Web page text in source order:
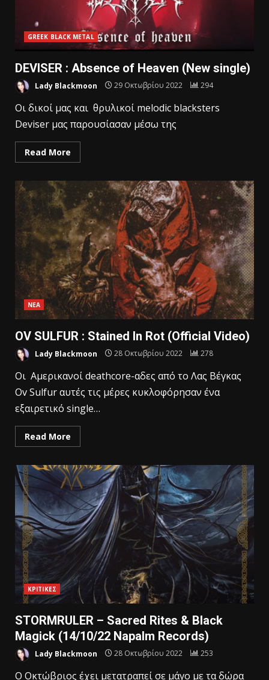
GREEK BLACK METAL
DEVISER : Absence of Heaven (New single)
Lady Blackmoon 29 Οκτωβρίου 2022 294
Οι δικοί μας και θρυλικοί melodic blacksters
Deviser μας παρουσίασαν μέσω της
Read More
ΝΕΑ
OV SULFUR : Stained In Rot (Official Video)
Lady Blackmoon 28 Οκτωβρίου 2022 278
Οι Αμερικανοί deathcore-αδες από το Λας Βέγκας
Ov Sulfur αυτές τις μέρες κυκλοφόρησαν ένα
εξαιρετικό single…
Read More
ΚΡΙΤΙΚΕΣ
STORMRULER – Sacred Rites & Black
Magick (14/10/22 Napalm Records)
Lady Blackmoon 28 Οκτωβρίου 2022 253
Ο Οκτώβριος έχει μετατραπεί σε μάγο με τα δώρα